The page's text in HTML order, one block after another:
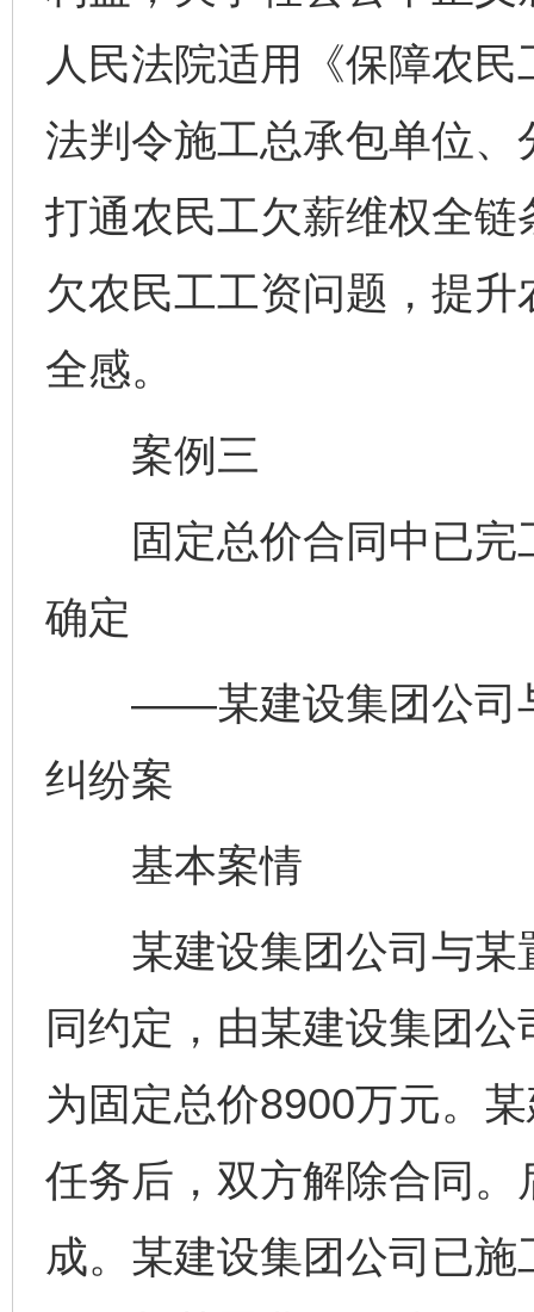
人民法院适用《保障农
法判令施工总承包单位
打通农民工欠薪维权全
欠农民工工资问题，提
全感。
案例三
固定总价合同中已完
确定
——某建设集团公司与
纠纷案
基本案情
某建设集团公司与某
同约定，由某建设集团
为固定总价8900万元。
任务后，双方解除合同
成。某建设集团公司已